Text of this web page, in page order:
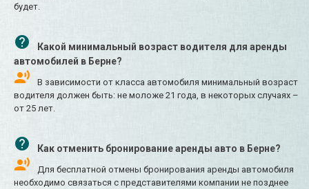
будет.
Какой минимальный возраст водителя для аренды
автомобилей в Берне?
В зависимости от класса автомобиля минимальный возраст
водителя должен быть: не моложе 21 года, в некоторых случаях –
от 25 лет.
Как отменить бронирование аренды авто в Берне?
Для бесплатной отмены бронирования аренды автомобиля
необходимо связаться с представителями компании не позднее